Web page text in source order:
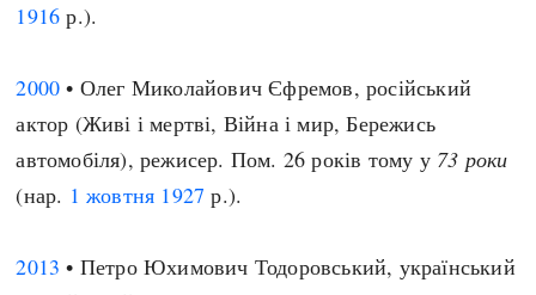
1916 р.).
2000 • Олег Миколайович Єфремов, російський
актор (Живі і мертві, Війна і мир, Бережись
автомобіля), режисер. Пом. 26 років тому у 73 роки
(нар. 1 жовтня 1927 р.).
2013 • Петро Юхимович Тодоровський, український